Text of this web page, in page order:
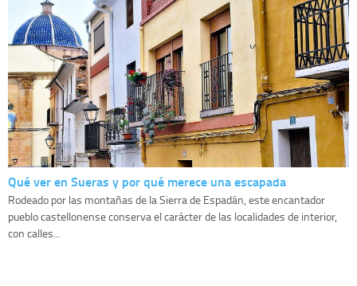
Qué ver en Sueras y por qué merece una escapada
Rodeado por las montañas de la Sierra de Espadán, este encantador
pueblo castellonense conserva el carácter de las localidades de interior,
con calles...